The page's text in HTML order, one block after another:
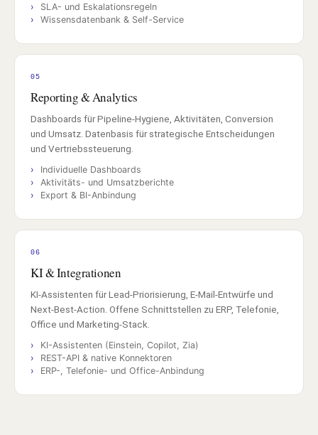
SLA- und Eskalationsregeln
Wissensdatenbank & Self-Service
05
Reporting & Analytics
Dashboards für Pipeline-Hygiene, Aktivitäten, Conversion
und Umsatz. Datenbasis für strategische Entscheidungen
und Vertriebssteuerung.
Individuelle Dashboards
Aktivitäts- und Umsatzberichte
Export & BI-Anbindung
06
KI & Integrationen
KI-Assistenten für Lead-Priorisierung, E-Mail-Entwürfe und
Next-Best-Action. Offene Schnittstellen zu ERP, Telefonie,
Office und Marketing-Stack.
KI-Assistenten (Einstein, Copilot, Zia)
REST-API & native Konnektoren
ERP-, Telefonie- und Office-Anbindung